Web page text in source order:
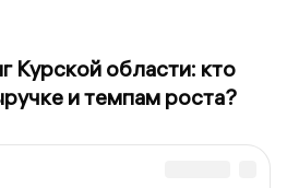
Курской области: кто
и темпам роста?